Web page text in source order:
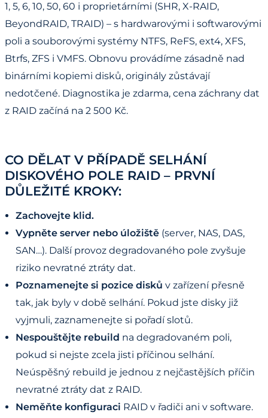
1, 5, 6, 10, 50, 60 i proprietárními (SHR, X-RAID,
BeyondRAID, TRAID) – s hardwarovými i softwarovými
poli a souborovými systémy NTFS, ReFS, ext4, XFS,
Btrfs, ZFS i VMFS. Obnovu provádíme zásadně nad
binárními kopiemi disků, originály zůstávají
nedotčené. Diagnostika je zdarma, cena záchrany dat
z RAID začíná na 2 500 Kč.
CO DĚLAT V PŘÍPADĚ SELHÁNÍ
DISKOVÉHO POLE RAID – PRVNÍ
DŮLEŽITÉ KROKY:
Zachovejte klid.
Vypněte server nebo úložiště (server, NAS, DAS,
SAN…). Další provoz degradovaného pole zvyšuje
riziko nevratné ztráty dat.
Poznamenejte si pozice disků v zařízení přesně
tak, jak byly v době selhání. Pokud jste disky již
vyjmuli, zaznamenejte si pořadí slotů.
Nespouštějte rebuild na degradovaném poli,
pokud si nejste zcela jisti příčinou selhání.
Neúspěšný rebuild je jednou z nejčastějších příčin
nevratné ztráty dat z RAID.
Neměňte konfiguraci RAID v řadiči ani v software.